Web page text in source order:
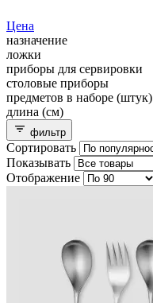
Цена
назначение
ложки
приборы для сервировки
столовые приборы
предметов в наборе (штук)
длина (см)
фильтр
Сортировать
Показывать
Отображение